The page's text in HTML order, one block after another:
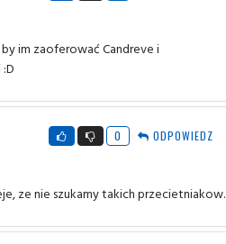
im zaoferować Candreve i
0 ODPOWIEDZ
ze nie szukamy takich przecietniakow.